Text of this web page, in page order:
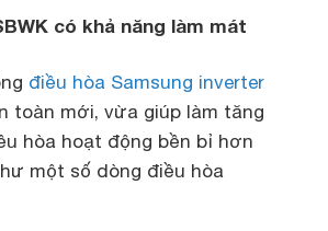
có khả năng làm mát
điều hòa Samsung inverter
toàn mới, vừa giúp làm tăng
hòa hoạt động bền bỉ hơn
một số dòng điều hòa